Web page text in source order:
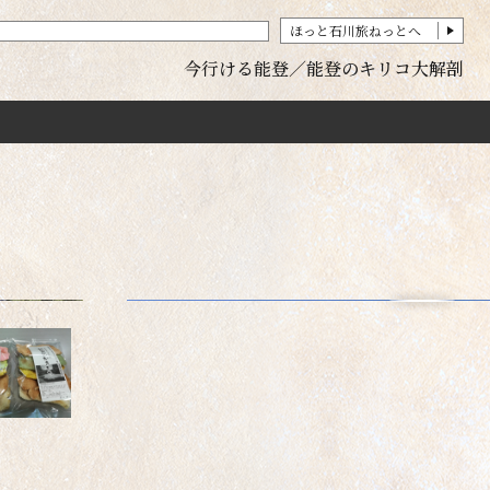
今行ける能登 能登のキリコ大解剖
ほっと石川旅ねっとへ